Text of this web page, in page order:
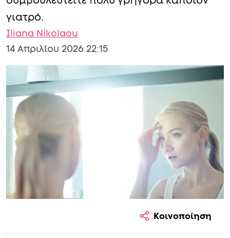
γιατρό.
Iliana Nikolaou
14 Απριλίου 2026 22:15
Κοινοποίηση